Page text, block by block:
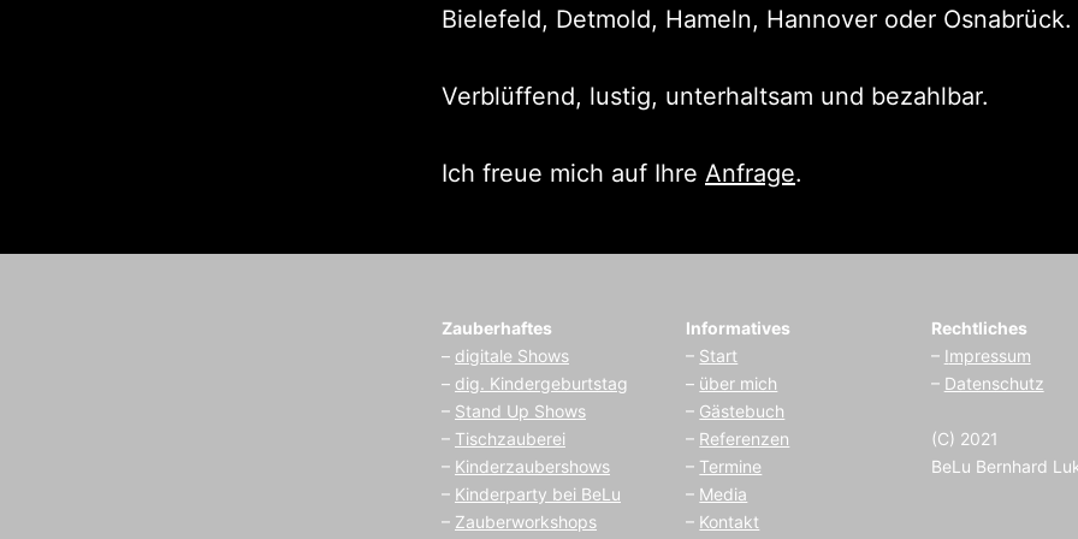
Bielefeld, Detmold, Hameln, Hannover oder Osnabrück.
Verblüffend, lustig, unterhaltsam und bezahlbar.
Ich freue mich auf Ihre Anfrage.
Zauberhaftes
– digitale Shows
– dig. Kindergeburtstag
– Stand Up Shows
– Tischzauberei
– Kinderzaubershows
– Kinderparty bei BeLu
– Zauberworkshops
Informatives
– Start
– über mich
– Gästebuch
– Referenzen
– Termine
– Media
– Kontakt
Rechtliches
– Impressum
– Datenschutz
(C) 2021
BeLu Bernhard